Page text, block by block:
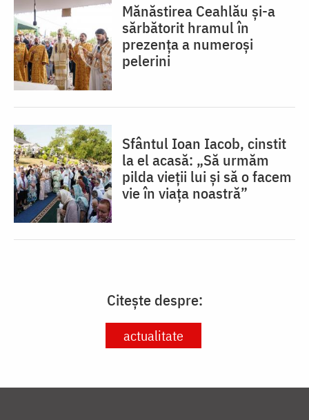
Mănăstirea Ceahlău și-a
sărbătorit hramul în
prezența a numeroși
pelerini
Sfântul Ioan Iacob, cinstit
la el acasă: „Să urmăm
pilda vieții lui și să o facem
vie în viața noastră”
Citește despre:
actualitate